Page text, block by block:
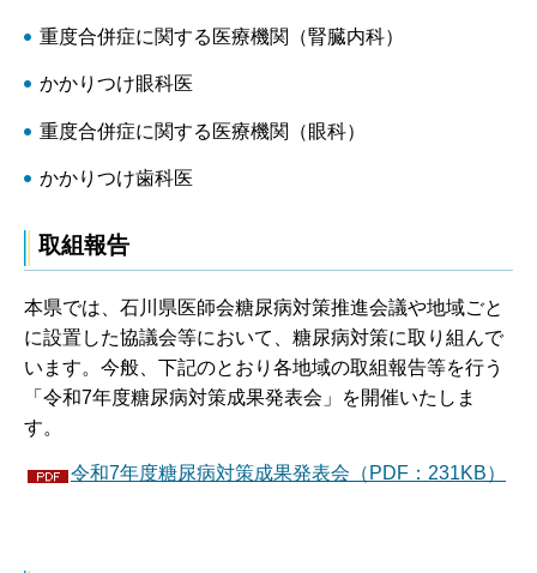
重度合併症に関する医療機関（腎臓内科）
かかりつけ眼科医
重度合併症に関する医療機関（眼科）
かかりつけ歯科医
取組報告
本県では、石川県医師会糖尿病対策推進会議や地域ごと
に設置した協議会等において、糖尿病対策に取り組んで
います。今般、下記のとおり各地域の取組報告等を行う
「令和7年度糖尿病対策成果発表会」を開催いたしま
す。
令和7年度糖尿病対策成果発表会（PDF：231KB）